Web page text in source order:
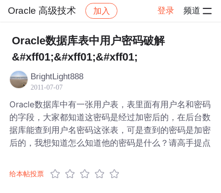
Oracle 高级技术 加入 登录 频道
社区 Oracle 高级技术 帖子详情
Oracle数据库表中用户密码破解
&#xff01;&#xff01;&#xff01;
BrightLight888
2011-07-07
Oracle数据库中有一张用户表，表里面有用户名和密码
的字段，大家都知道这密码是经过加密后的，在后台数
据库能查到用户名密码这张表，可是查到的密码是加密
后的，我想知道怎么知道他的密码是什么？请高手提点
给本帖投票